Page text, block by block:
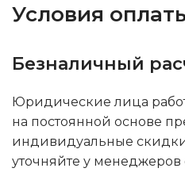
Условия
Безналичный
Юридические лица
на постоянной основе
индивидуальные
уточняйте у менеджеров